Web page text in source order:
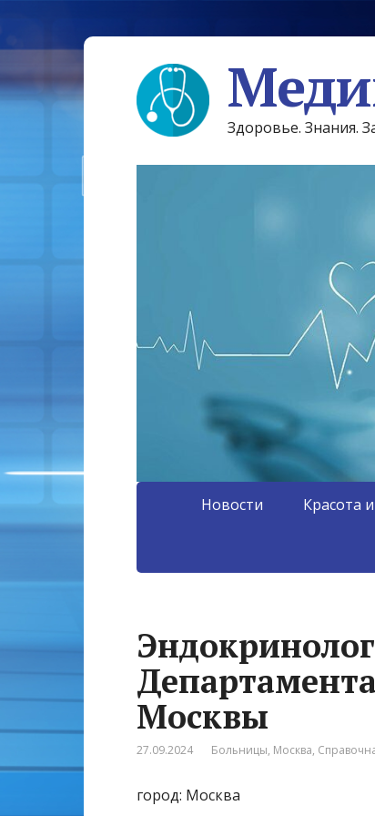
Здоровье. Знания.
Новости Красота
Москвы
27.09.2024 Больницы, Москва,
город: Москва